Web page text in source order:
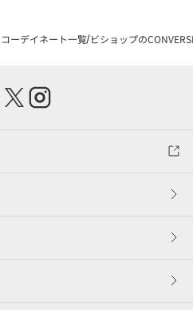
ーデイネート一覧 ビショップの